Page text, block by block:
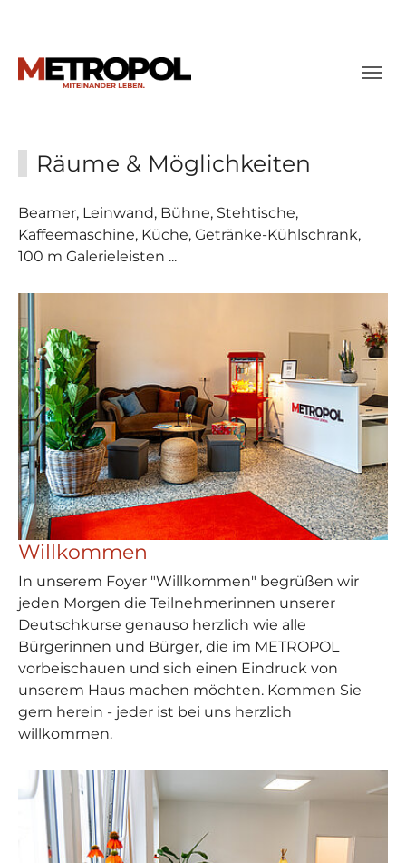
Räume & Möglichkeiten
Beamer, Leinwand, Bühne, Stehtische,
Kaffeemaschine, Küche, Getränke-Kühlschrank,
100 m Galerieleisten ...
Willkommen
In unserem Foyer "Willkommen" begrüßen wir
jeden Morgen die Teilnehmerinnen unserer
Deutschkurse genauso herzlich wie alle
Bürgerinnen und Bürger, die im METROPOL
vorbeischauen und sich einen Eindruck von
unserem Haus machen möchten. Kommen Sie
gern herein - jeder ist bei uns herzlich
willkommen.